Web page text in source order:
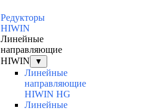
Редукторы
HIWIN
Линейные
направляющие
HIWIN
▼
Линейные
направляющие
HIWIN HG
Линейные